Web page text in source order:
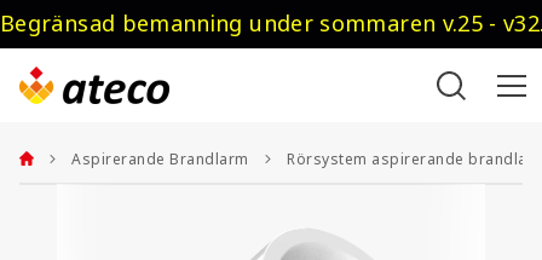
Begränsad bemanning under sommaren v.25 -
Aspirerande Brandlarm Rörsystem aspirerande